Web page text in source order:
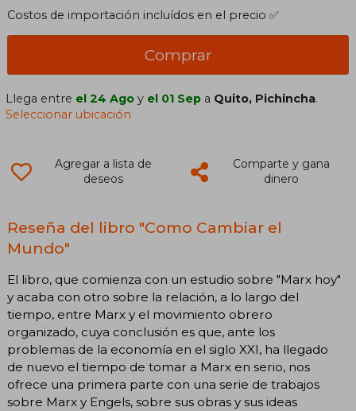
Costos de importación incluídos en el precio ✅
Comprar
Llega entre el 24 Ago y el 01 Sep a Quito, Pichincha.
Seleccionar ubicación
Agregar a lista de
deseos
Comparte y gana
dinero
Reseña del libro "Como Cambiar el
Mundo"
El libro, que comienza con un estudio sobre "Marx hoy"
y acaba con otro sobre la relación, a lo largo del
tiempo, entre Marx y el movimiento obrero
organizado, cuya conclusión es que, ante los
problemas de la economía en el siglo XXI, ha llegado
de nuevo el tiempo de tomar a Marx en serio, nos
ofrece una primera parte con una serie de trabajos
sobre Marx y Engels, sobre sus obras y sus ideas